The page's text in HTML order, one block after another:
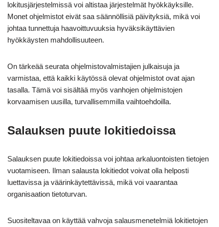
lokitusjärjestelmissä voi altistaa järjestelmät hyökkäyksille.
Monet ohjelmistot eivät saa säännöllisiä päivityksiä, mikä voi
johtaa tunnettuja haavoittuvuuksia hyväksikäyttävien
hyökkäysten mahdollisuuteen.
On tärkeää seurata ohjelmistovalmistajien julkaisuja ja
varmistaa, että kaikki käytössä olevat ohjelmistot ovat ajan
tasalla. Tämä voi sisältää myös vanhojen ohjelmistojen
korvaamisen uusilla, turvallisemmilla vaihtoehdoilla.
Salauksen puute lokitiedoissa
Salauksen puute lokitiedoissa voi johtaa arkaluontoisten tietojen
vuotamiseen. Ilman salausta lokitiedot voivat olla helposti
luettavissa ja väärinkäytettävissä, mikä voi vaarantaa
organisaation tietoturvan.
Suositeltavaa on käyttää vahvoja salausmenetelmiä lokitietojen